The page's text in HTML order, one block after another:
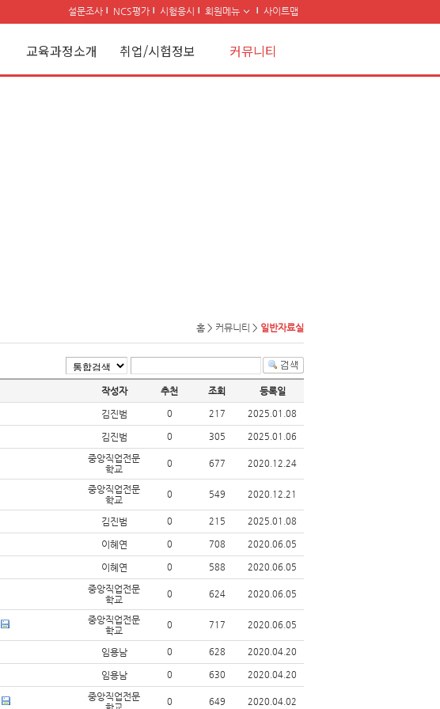
설문조사 NCS평가 시험응시 회원메뉴 사이트맵
교육과정소개 취업/시험정보 커뮤니티
홈 > 커뮤니티 > 일반자료실
작성자 추천 조회 등록일
김진범 0 217 2025.01.08
김진범 0 305 2025.01.06
중앙직업전문
학교
0 677 2020.12.24
중앙직업전문
학교
0 549 2020.12.21
김진범 0 215 2025.01.08
이혜연 0 708 2020.06.05
이혜연 0 588 2020.06.05
중앙직업전문
학교
0 624 2020.06.05
중앙직업전문
학교
0 717 2020.06.05
임용남 0 628 2020.04.20
임용남 0 630 2020.04.20
중앙직업전문
0 649 2020.04.02